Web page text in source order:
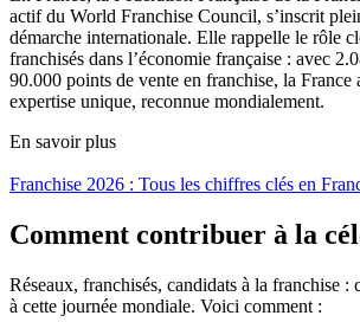
actif du World Franchise Council, s’inscrit
démarche internationale. Elle rappelle le rôle
franchisés dans l’économie française : avec
90.000 points de vente en franchise, la France
expertise unique, reconnue mondialement.
En savoir plus
Franchise 2026 : Tous les chiffres clés en
Comment contribuer à la
Réseaux, franchisés, candidats à la franchise :
à cette journée mondiale. Voici comment :